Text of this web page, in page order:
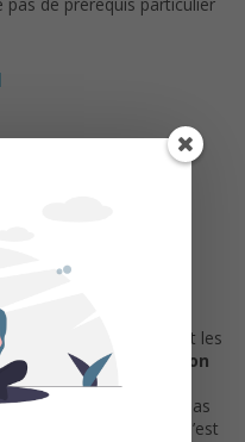
la formation et les
reçoivent uneattestation
à noter que la
d’évaluation n’est pas
ces cours, mais qu’elle l’est